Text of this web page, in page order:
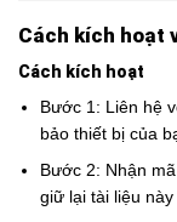
Cách kích hoạt
Cách kích hoạt
Bước 1: Liên hệ
bảo thiết bị của
Bước 2: Nhận
giữ lại tài liệu